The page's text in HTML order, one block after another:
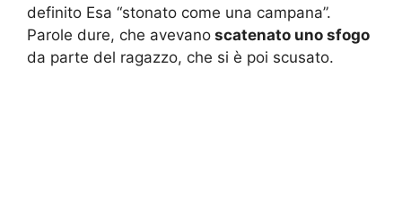
definito Esa “stonato come una campana”.
Parole dure, che avevano scatenato uno sfogo
da parte del ragazzo, che si è poi scusato.